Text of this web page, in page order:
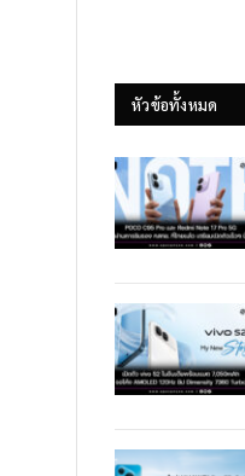
หัวข้อทั้งหมด